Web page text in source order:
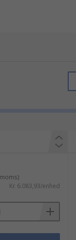
Kr. 6.083,93/enhed